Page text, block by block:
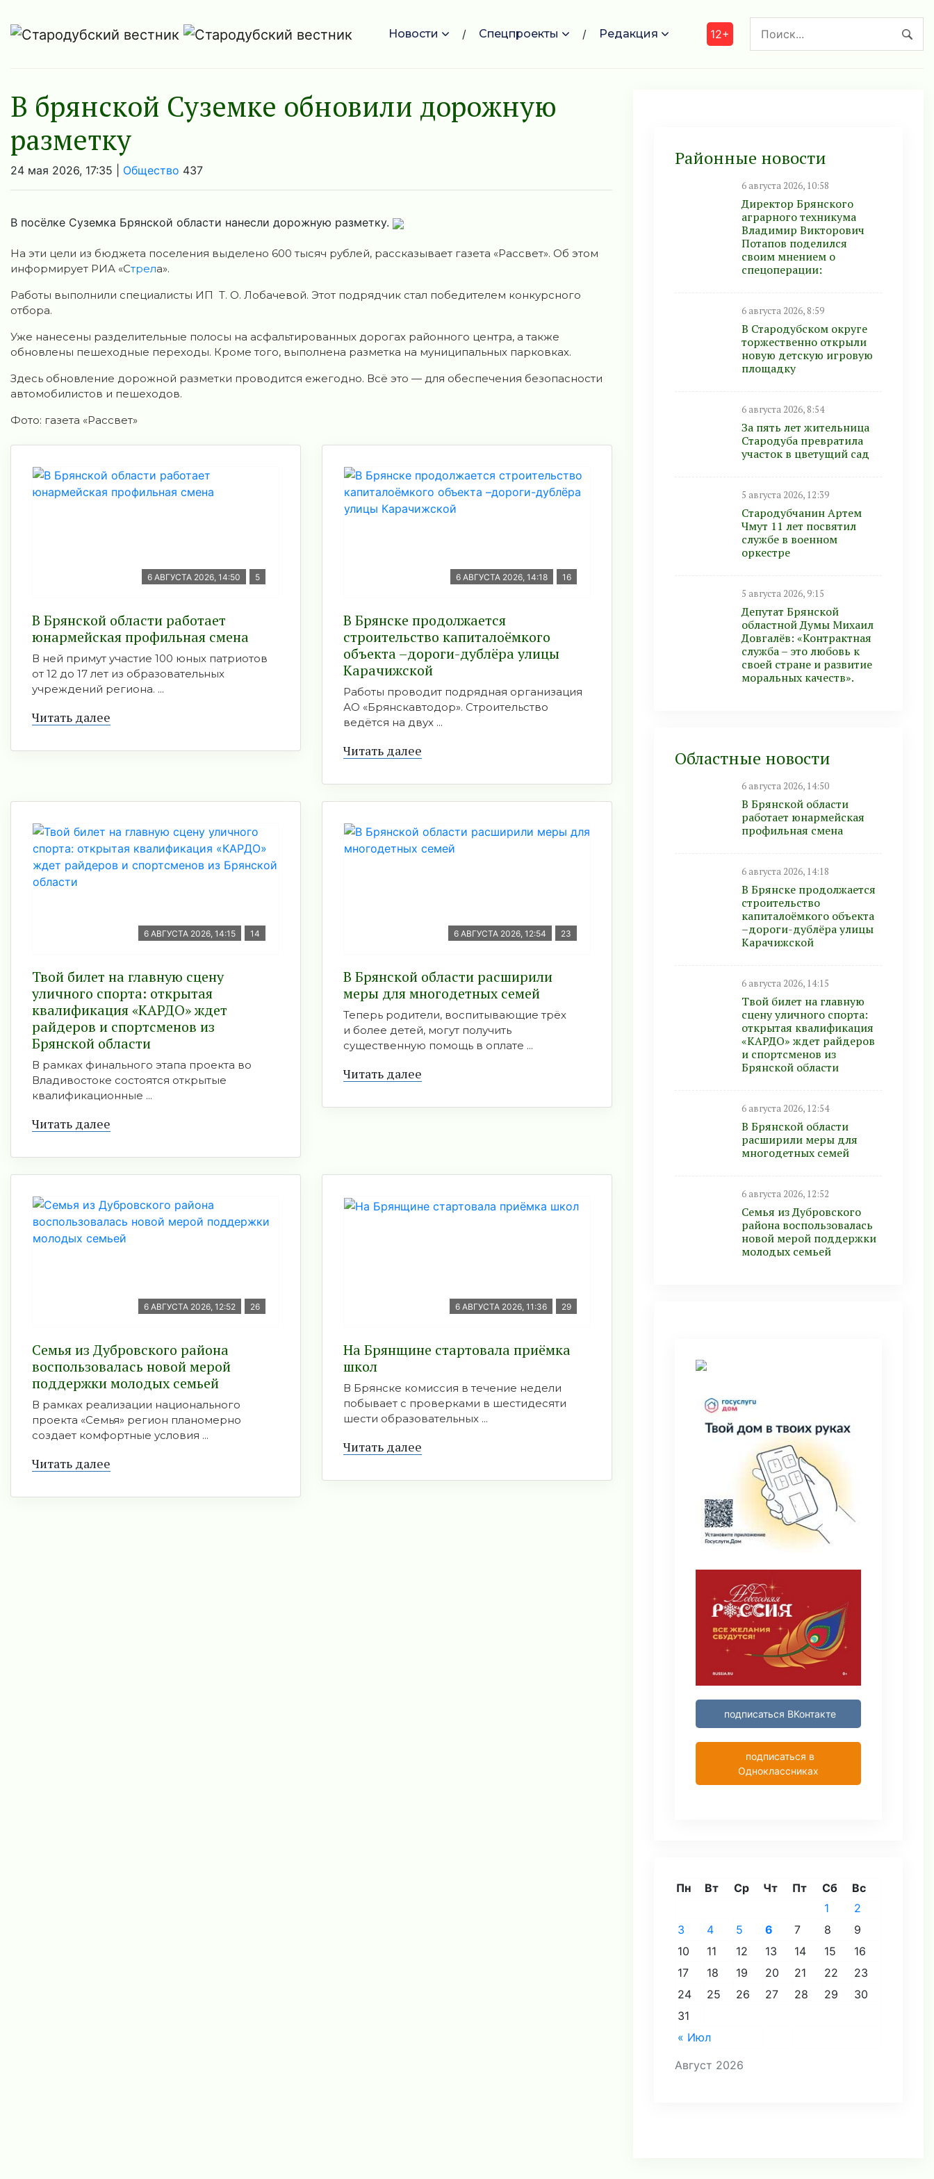
Новости Спецпроекты Редакция 12+
В брянской Суземке обновили дорожную
разметку
24 мая 2026, 17:35 | Общество 437
В посёлке Суземка Брянской области нанесли дорожную разметку.
На эти цели из бюджета поселения выделено 600 тысяч рублей, рассказывает газета «Рассвет». Об этом
информирует РИА «Стрела».
Работы выполнили специалисты ИП Т. О. Лобачевой. Этот подрядчик стал победителем конкурсного
отбора.
Уже нанесены разделительные полосы на асфальтированных дорогах районного центра, а также
обновлены пешеходные переходы. Кроме того, выполнена разметка на муниципальных парковках.
Здесь обновление дорожной разметки проводится ежегодно. Всё это — для обеспечения безопасности
автомобилистов и пешеходов.
Фото: газета «Рассвет»
6 АВГУСТА 2026, 14:50 5
В Брянской области работает
юнармейская профильная смена
В ней примут участие 100 юных патриотов
от 12 до 17 лет из образовательных
учреждений региона. ...
Читать далее
6 АВГУСТА 2026, 14:18 16
В Брянске продолжается
строительство капиталоёмкого
объекта –дороги-дублёра улицы
Карачижской
Работы проводит подрядная организация
АО «Брянскавтодор». Строительство
ведётся на двух ...
Читать далее
6 АВГУСТА 2026, 14:15 14
Твой билет на главную сцену
уличного спорта: открытая
квалификация «КАРДО» ждет
райдеров и спортсменов из
Брянской области
В рамках финального этапа проекта во
Владивостоке состоятся открытые
квалификационные ...
Читать далее
6 АВГУСТА 2026, 12:54 23
В Брянской области расширили
меры для многодетных семей
Теперь родители, воспитывающие трёх
и более детей, могут получить
существенную помощь в оплате ...
Читать далее
6 АВГУСТА 2026, 12:52 26
Семья из Дубровского района
воспользовалась новой мерой
поддержки молодых семьей
В рамках реализации национального
проекта «Семья» регион планомерно
создает комфортные условия ...
Читать далее
6 АВГУСТА 2026, 11:36 29
На Брянщине стартовала приёмка
школ
В Брянске комиссия в течение недели
побывает с проверками в шестидесяти
шести образовательных ...
Читать далее
Районные новости
6 августа 2026, 10:58
Директор Брянского
аграрного техникума
Владимир Викторович
Потапов поделился
своим мнением о
спецоперации:
6 августа 2026, 8:59
В Стародубском округе
торжественно открыли
новую детскую игровую
площадку
6 августа 2026, 8:54
За пять лет жительница
Стародуба превратила
участок в цветущий сад
5 августа 2026, 12:39
Стародубчанин Артем
Чмут 11 лет посвятил
службе в военном
оркестре
5 августа 2026, 9:15
Депутат Брянской
областной Думы Михаил
Довгалёв: «Контрактная
служба – это любовь к
своей стране и развитие
моральных качеств».
Областные новости
6 августа 2026, 14:50
В Брянской области
работает юнармейская
профильная смена
6 августа 2026, 14:18
В Брянске продолжается
строительство
капиталоёмкого объекта
–дороги-дублёра улицы
Карачижской
6 августа 2026, 14:15
Твой билет на главную
сцену уличного спорта:
открытая квалификация
«КАРДО» ждет райдеров
и спортсменов из
Брянской области
6 августа 2026, 12:54
В Брянской области
расширили меры для
многодетных семей
6 августа 2026, 12:52
Семья из Дубровского
района воспользовалась
новой мерой поддержки
молодых семьей
подписаться ВКонтакте
подписаться в
Одноклассниках
Август 2026
Пн Вт Ср Чт Пт Сб Вс
« Июл
1
2
3
4 5 6 7 8
9
10
11 12 13 14 15
16
17
18 19 20 21 22
23
24
25 26 27 28 29
30
31